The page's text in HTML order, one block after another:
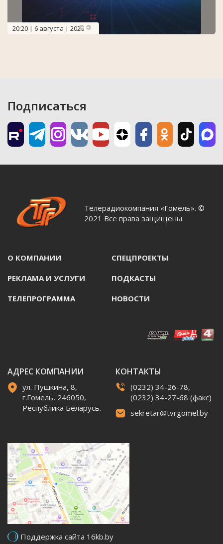
20:20 | 6 августа | 2026
Подписаться
Телерадиокомпания «Гомель». ©
2021 Все права защищены.
О КОМПАНИИ СПЕЦПРОЕКТЫ
РЕКЛАМА И УСЛУГИ ПОДКАСТЫ
ТЕЛЕПРОГРАММА НОВОСТИ
АДРЕС КОМПАНИИ
ул. Пушкина, 8,
г.Гомель, 246050,
Республика Беларусь.
КОНТАКТЫ
(0232) 34-26-78,
(0232) 34-27-68 (факс)
sekretar@tvrgomel.by
Поддержка сайта 16kb.by